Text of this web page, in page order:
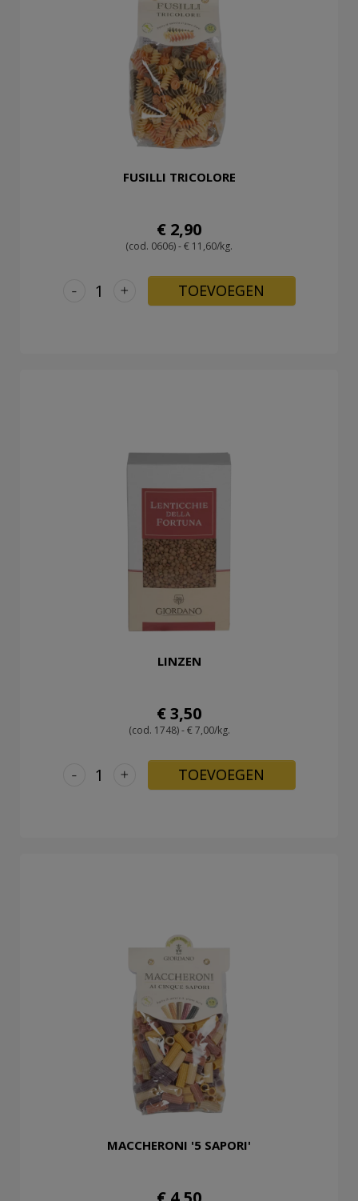
FUSILLI TRICOLORE
€ 2,90
(cod. 0606) - € 11,60/kg.
+
- TOEVOEGEN
LINZEN
€ 3,50
(cod. 1748) - € 7,00/kg.
+
- TOEVOEGEN
MACCHERONI '5 SAPORI'